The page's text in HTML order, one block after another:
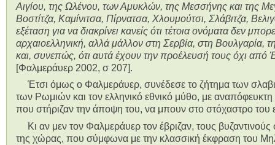
Αιγίου, της Ωλένου, των Αμυκλών, της Μεσσήνης και της
Βοστίτζα, Καμίνιτσα, Πίρνατσα, Χλουμούτσι, Σλάβιτζα,
εξέταση για να διακρίνει κανείς ότι τέτοια ονόματα δεν
αρχαιοελληνική, αλλά μάλλον στη Σερβία, στη Βουλγαρία,
και, συνεπώς, ότι αυτά έχουν την προέλευσή τους όχι
[Φαλμεράυερ 2002, σ 207].
Έτσι όμως ο Φαλμεράυερ, συνέδεσε το ζήτημα των
των Ρωμιών και τον ελληνικό εθνικό μύθο, με
που στήριζαν την άποψη του, να μπουν στο στόχαστρο του
Κι αν μεν τον Φαλμεράυερ τον έβριζαν, τους
της χώρας, που σύμφωνα με την κλασσική έκφραση του